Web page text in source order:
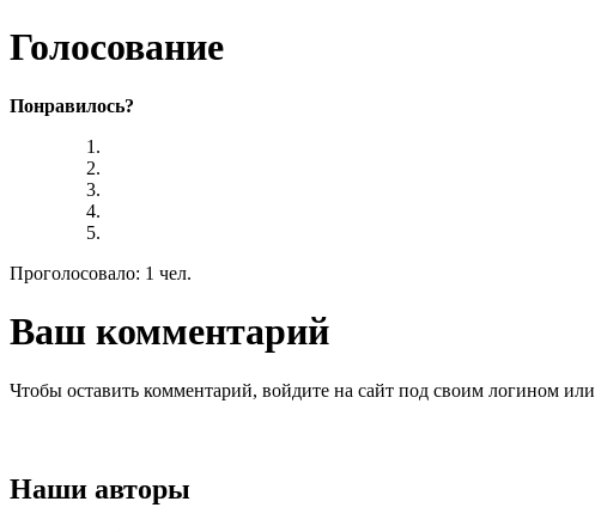
Голосование
Понравилось?
Проголосовало: 1 чел.
Ваш комментарий
Чтобы оставить комментарий, войдите на сайт под своим логином или
Наши авторы